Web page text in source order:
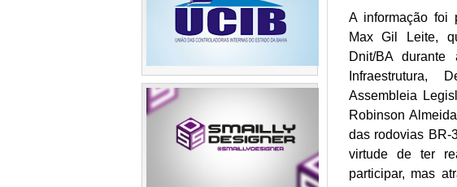
A informação foi
Max Gil Leite,
Dnit/BA
Infraestrutura,
Assembleia
Robinson
das rodovias BR-
virtude de ter
participar, mas